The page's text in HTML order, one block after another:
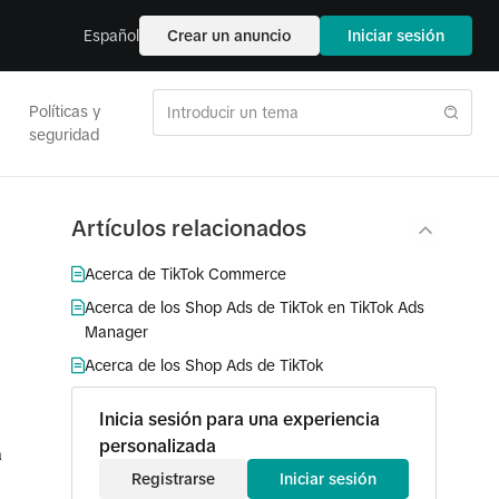
Español Crear un anuncio Iniciar sesión
Políticas y
seguridad
Artículos relacionados
Acerca de TikTok Commerce
Acerca de los Shop Ads de TikTok en TikTok Ads
Manager
Acerca de los Shop Ads de TikTok
Inicia sesión para una experiencia
personalizada
Registrarse Iniciar sesión